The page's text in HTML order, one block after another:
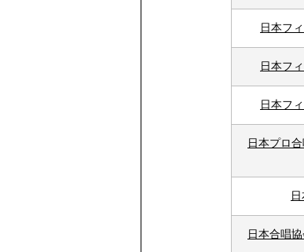
日本フ
日本フ
日本フ
日本プロ
日本合唱